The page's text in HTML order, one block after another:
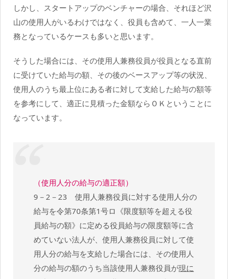
しかし、スタートアップのベンチャーの場合、それほど沢
山の使用人がいるわけではなく、役員も含めて、一人一業
務となっているケースも多いと思います。
そうした場合には、その使用人兼務役員が役員となる直前
に受けていた給与の額、その後のベースアップ等の状況、
使用人のうち最上位にある者に対して支給した給与の額等
を参考にして、適正に見積った金額ならＯＫということに
なっています。
（使用人分の給与の適正額）
9－2－23 使用人兼務役員に対する使用人分の
給与を令第70条第1号ロ《限度額等を超える役
員給与の額》に定める役員給与の限度額等に含
めていない法人が、使用人兼務役員に対して使
用人分の給与を支給した場合には、その使用人
分の給与の額のうち当該使用人兼務役員が現に